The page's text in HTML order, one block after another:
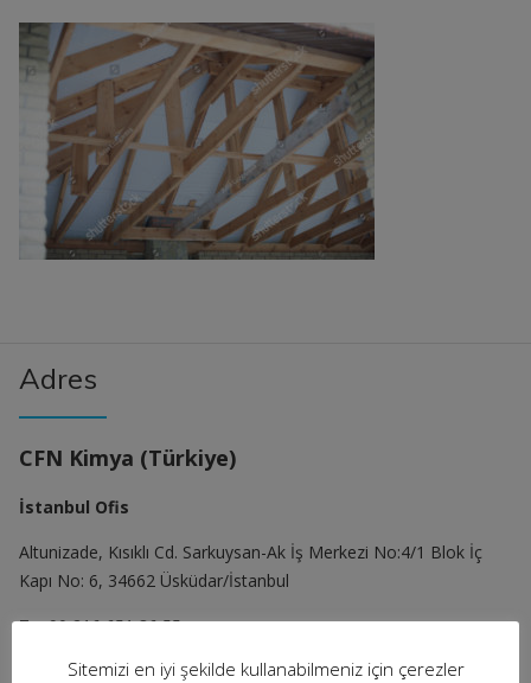
Adres
CFN Kimya (Türkiye)
İstanbul Ofis
Altunizade, Kısıklı Cd. Sarkuysan-Ak İş Merkezi No:4/1 Blok İç
Kapı No: 6, 34662 Üsküdar/İstanbul
T: +90 216 651 86 55
Dilovası Fabrika
Sitemizi en iyi şekilde kullanabilmeniz için çerezler